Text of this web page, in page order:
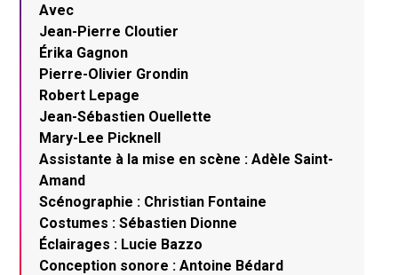
Avec
Jean-Pierre Cloutier
Érika Gagnon
Pierre-Olivier Grondin
Robert Lepage
Jean-Sébastien Ouellette
Mary-Lee Picknell
Assistante à la mise en scène : Adèle Saint-
Amand
Scénographie : Christian Fontaine
Costumes : Sébastien Dionne
Éclairages : Lucie Bazzo
Conception sonore : Antoine Bédard